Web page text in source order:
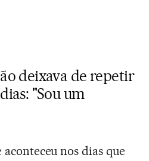
deixava de repetir
"Sou um
nos dias que